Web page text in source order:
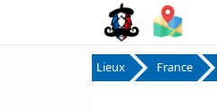
Lieux France